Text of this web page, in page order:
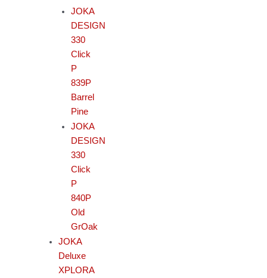
JOKA
DESIGN
330
Click
P
839P
Barrel
Pine
JOKA
DESIGN
330
Click
P
840P
Old
GrOak
JOKA
Deluxe
XPLORA